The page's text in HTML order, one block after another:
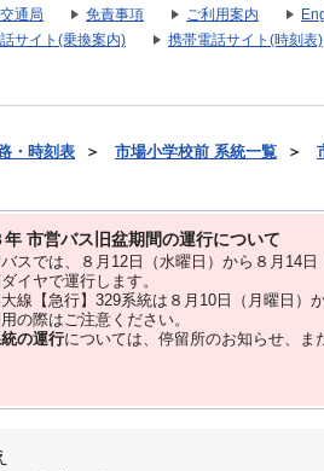
通局 免責事項 ご利用案内
サイト(乗換案内)
携帯電話サイト(時刻表)
・時刻表 ＞ 市場小学校前 系統一覧 ＞
年 市営バス旧盆期間の運行について
スでは、８⽉12⽇（水曜日）から８⽉14
イヤで運⾏します。
線【急行】329系統は８月10日（月曜日）
の際はご注意ください。
の運行については、停留所のお知らせ、ま